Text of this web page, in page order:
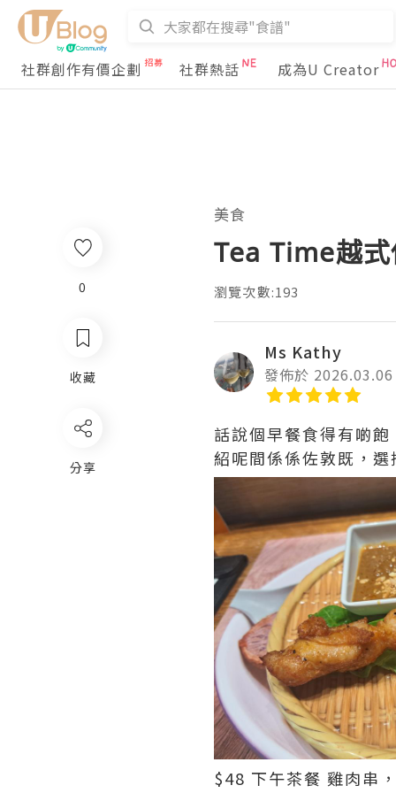
社群創作有價企劃 社群熱話 成為U Creator
美食
Tea Time越
瀏覽次數:193
Ms Kathy
發佈於 2026.03.06
話說個早餐食得有啲
紹呢間係係佐敦既，
$48 下午茶餐 雞肉串
0
收藏
分享